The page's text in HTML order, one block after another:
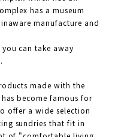
has a museum
manufacture and
can take away
made with the
become famous for
offer a wide selection
sundries that fit in